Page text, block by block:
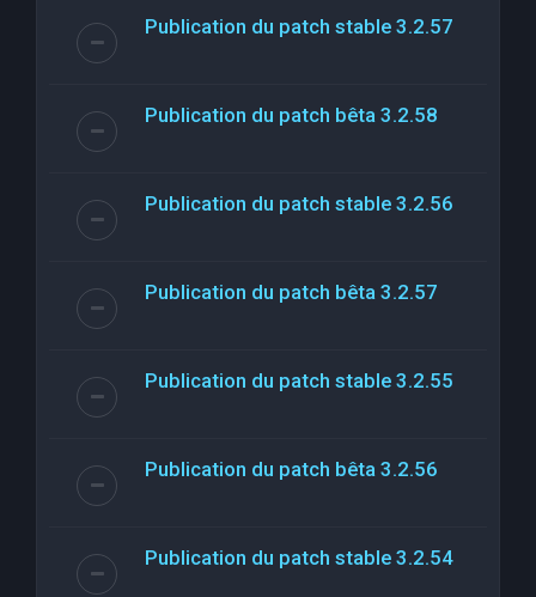
Publication du patch stable 3.2.57
Publication du patch bêta 3.2.58
Publication du patch stable 3.2.56
Publication du patch bêta 3.2.57
Publication du patch stable 3.2.55
Publication du patch bêta 3.2.56
Publication du patch stable 3.2.54